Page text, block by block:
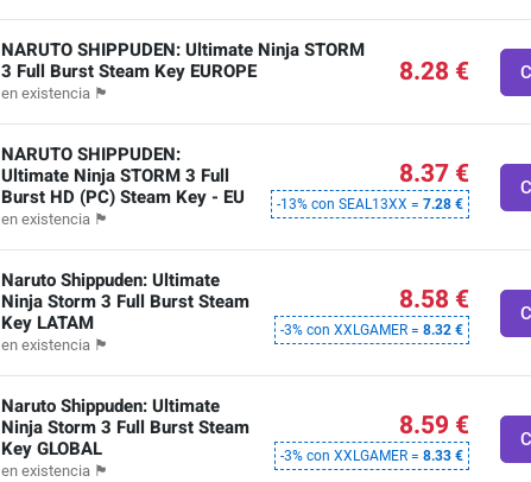
NARUTO SHIPPUDEN: Ultimate Ninja STORM
3 Full Burst Steam Key EUROPE
en existencia 🏴
8.28 €
NARUTO SHIPPUDEN:
Ultimate Ninja STORM 3 Full
Burst HD (PC) Steam Key - EU
en existencia 🏴
8.37 €
-13% con SEAL13XX = 7.28 €
Naruto Shippuden: Ultimate
Ninja Storm 3 Full Burst Steam
Key LATAM
en existencia 🏴
8.58 €
-3% con XXLGAMER = 8.32 €
Naruto Shippuden: Ultimate
Ninja Storm 3 Full Burst Steam
Key GLOBAL
en existencia 🏴
8.59 €
-3% con XXLGAMER = 8.33 €